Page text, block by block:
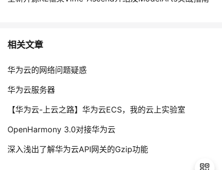
相关文章
华为云的网络问题疑惑
华为云服务器
【华为云-上云之路】华为云ECS，我的云上实验室
OpenHarmony 3.0对接华为云
深入浅出了解华为云API网关的Gzip功能